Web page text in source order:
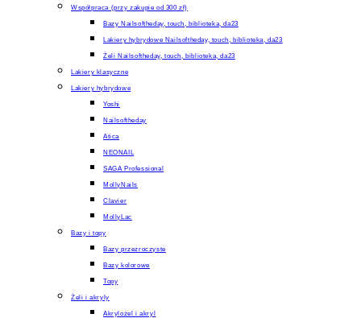
Współpraca (przy zakupie od 300 zł)
Bazy Nailsoftheday, touch, biblioteka, da23
Lakiery hybrydowe Nailsoftheday, touch, biblioteka, da23
Żeli Nailsoftheday, touch, biblioteka, da23
Lakiery klasyczne
Lakiery hybrydowe
Yoshi
Nailsoftheday
Atica
NEONAIL
SAGA Professional
MollyNails
Clavier
MollyLac
Bazy i topy
Bazy przezroczyste
Bazy kolorowe
Topy
Żeli i akryly
Akrylożel i akryl